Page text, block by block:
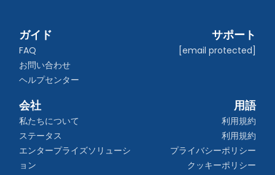
ガイド
FAQ
お問い合わせ
ヘルプセンター
サポート
[email protected]
会社
私たちについて
ステータス
エンタープライズソリューシ
ョン
用語
利用規約
利用規約
プライバシーポリシー
クッキーポリシー